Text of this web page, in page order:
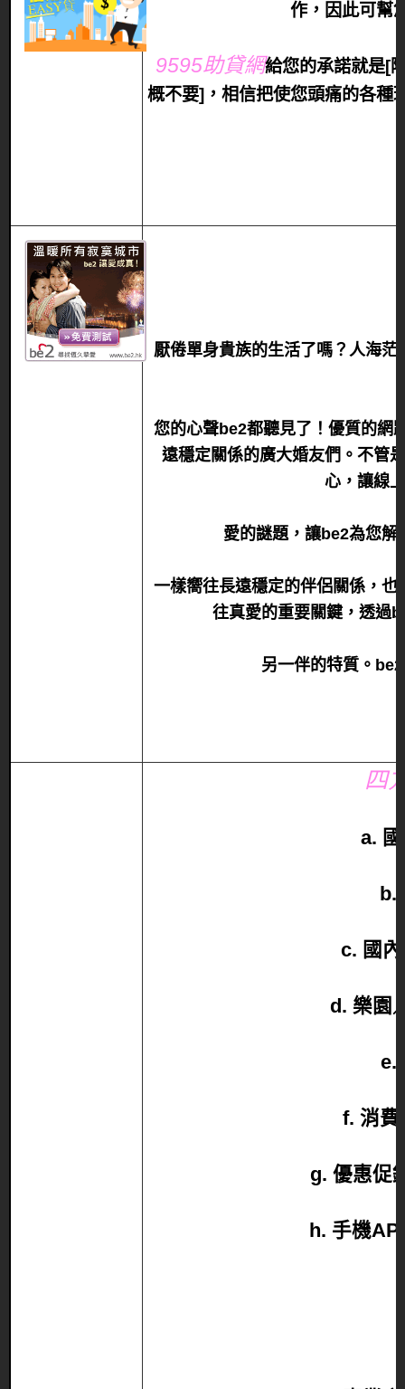
作，因此可幫
9595助貸網給您的承諾就是[
概不要]，相信把使您頭痛的各種
厭倦單身貴族的生活了嗎？人海
您的心聲be2都聽見了！優質的網
遠穩定關係的廣大婚友們。不管
心，讓線
愛的謎題，讓be2為您解
一樣嚮往長遠穩定的伴侶關係，
往真愛的重要關鍵，透過
另一伴的特質。
四
a.
b.
c. 國
d. 樂園
e.
f. 消費
g. 優惠促
h. 手機